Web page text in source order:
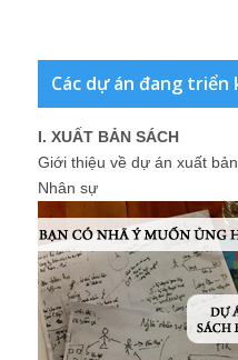
Các dự án đang triển
I. XUẤT BẢN SÁCH
Giới thiệu về dự án xuất
Nhân sự